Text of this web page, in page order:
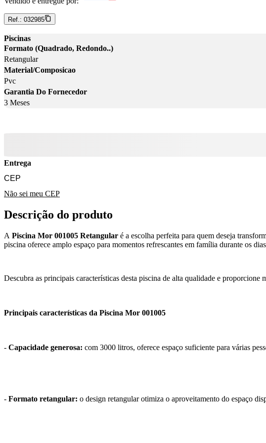
Ref.: 032985
Piscinas
Formato (Quadrado, Redondo..)
Retangular
Material/Composicao
Pvc
Garantia Do Fornecedor
3 Meses
Entrega
Não sei meu CEP
Descrição do produto
A Piscina Mor 001005 Retangular é a escolha perfeita para quem deseja
piscina oferece amplo espaço para momentos refrescantes em família durante os
Descubra as principais características desta piscina de alta qualidade e proporcione
Principais características da Piscina Mor 001005
- Capacidade generosa: com 3000 litros, oferece espaço suficiente para várias
- Formato retangular: o design retangular otimiza o aproveitamento do espaço